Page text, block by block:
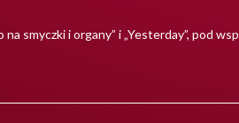
smyczki i organy” i „Yesterday”, pod